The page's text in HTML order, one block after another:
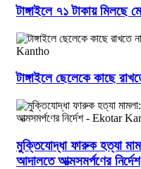
টাঙ্গাইলে ৭১ টাকায় মিলছে
টাঙ্গাইলে ছেলেকে কাছে
মুক্তিযোদ্ধা ফারুক হত্যা
আদালতে আত্মসমর্পণের নির্দেশ